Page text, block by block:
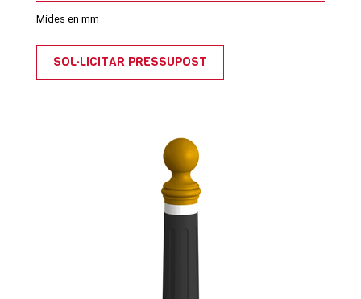
Mides en mm
SOL·LICITAR PRESSUPOST